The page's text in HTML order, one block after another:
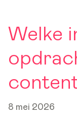
Welke
8 mei 2026